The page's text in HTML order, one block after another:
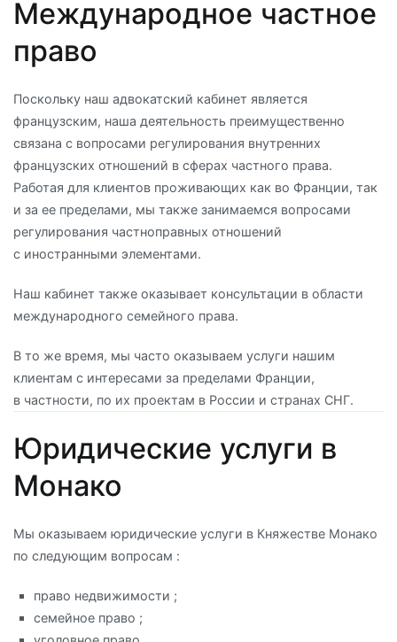
Международное частное
право
Поскольку наш адвокатский кабинет является
французским, наша деятельность преимущественно
связана с вопросами регулирования внутренних
французских отношений в сферах частного права.
Работая для клиентов проживающих как во Франции, так
и за ее пределами, мы также занимаемся вопросами
регулирования частноправных отношений
с иностранными элементами.
Наш кабинет также оказывает консультации в области
международного семейного права.
В то же время, мы часто оказываем услуги нашим
клиентам с интересами за пределами Франции,
в частности, по их проектам в России и странах СНГ.
Юридические услуги в
Монако
Мы оказываем юридические услуги в Княжестве Монако
по следующим вопросам :
право недвижимости ;
семейное право ;